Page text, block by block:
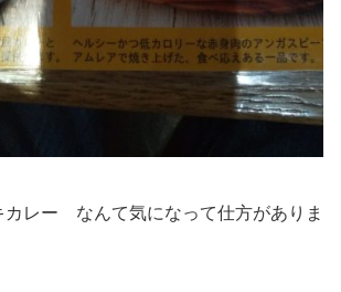
カレー なんて気になって仕方がありま